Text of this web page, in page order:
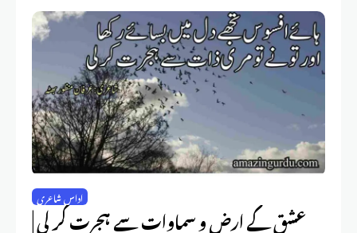
اداس شاعری
عشق کے ارض و سماوات سے ہجرت کر لی |